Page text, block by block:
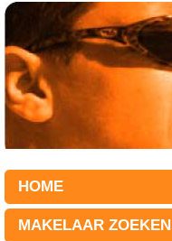
HOME
MAKELAAR ZOEKEN